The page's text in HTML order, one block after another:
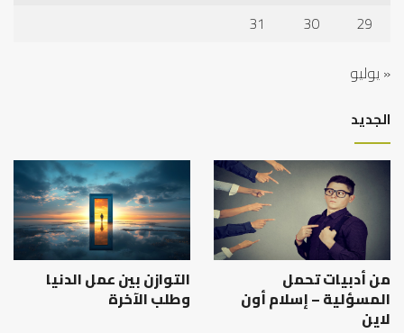
29
30
31
« يوليو
الجديد
من أدبيات تحمل
المسؤلية – إسلام أون
لاين
التوازن بين عمل الدنيا
وطلب الآخرة